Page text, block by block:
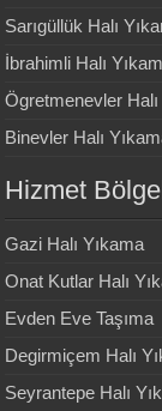
Sarıgüllük Halı
İbrahimli Halı
Ögretmenevler Halı
Binevler Halı
Hizmet
Gazi Halı Yıkama
Onat Kutlar Halı
Evden Eve Taşıma
Degirmiçem Halı
Seyrantepe Halı